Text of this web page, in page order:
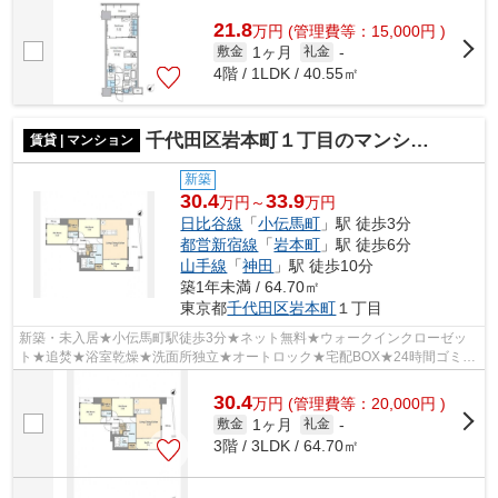
21.8万円 (管理費等：15,000円 )
敷金 1ヶ月 礼金 -
4階 / 1LDK / 40.55㎡
賃貸 | マンション 千代田区岩本町１丁目のマンション
新築
30.4万円～33.9万円
日比谷線 「小伝馬町 」駅 徒歩3分
都営新宿線 「岩本町 」駅 徒歩6分
山手線 「神田 」駅 徒歩10分
築1年未満 / 64.70㎡
東京都千代田区岩本町 １丁目
新築・未入居★小伝馬町駅徒歩3分★ネット無料★ウォークインクローゼッ
ト★追焚★浴室乾燥★洗面所独立★オートロック★宅配BOX★24時間ゴミ出
30.4万円 (管理費等：20,000円 )
敷金 1ヶ月 礼金 -
3階 / 3LDK / 64.70㎡